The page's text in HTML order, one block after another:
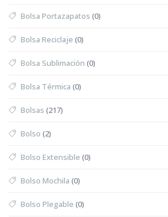
Bolsa Portazapatos (0)
Bolsa Reciclaje (0)
Bolsa Sublimación (0)
Bolsa Térmica (0)
Bolsas (217)
Bolso (2)
Bolso Extensible (0)
Bolso Mochila (0)
Bolso Plegable (0)